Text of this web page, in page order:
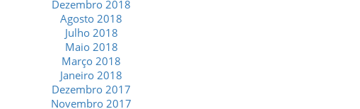
Dezembro 2018
Agosto 2018
Julho 2018
Maio 2018
Março 2018
Janeiro 2018
Dezembro 2017
Novembro 2017